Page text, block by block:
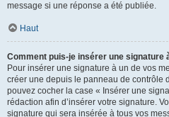
message si une réponse a été publiée.
Haut
Comment puis-je insérer une signature
Pour insérer une signature à un de vos
créer une depuis le panneau de contrôle
pouvez cocher la case « Insérer une
rédaction afin d’insérer votre signature.
signature qui sera insérée à tous vos